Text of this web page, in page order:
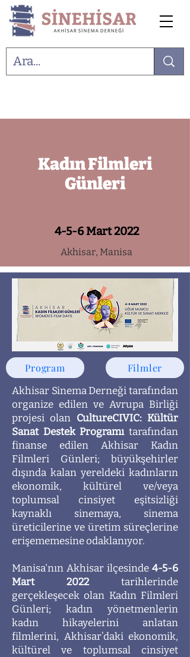
Kadın Filmleri
Günleri
4-5-6 Mart 2022
Akhisar, Manisa
Program
Filmler
Akhisar Sinema Derneği tarafından
organize edilen ve Avrupa Birliği
projesi olan CultureCIVIC: Kültür
Sanat Destek Programıtarafından
finanse edilen Akhisar Kadın
Filmleri Günleri; büyükşehirler
dışında kalan yereldeki kadınların
ekonomik, kültürel ve/veya
toplumsal cinsiyet eşitsizliği
kaynaklı sinemaya, sinema
üreticilerine ve üretim süreçlerine
erişememesine odaklanıyor.
Manisa'nın Akhisar ilçesinde 4-5-6
Mart 2022tarihlerinde
gerçekleşecek olan Kadın Filmleri
Günleri; kadın yönetmenlerin
kadın hikayelerini anlatan
filmlerini, Akhisar’daki ekonomik,
kültürel ve toplumsal cinsiyet